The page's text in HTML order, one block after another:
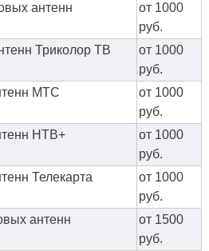
антенн
от 1000
руб.
Триколор ТВ
от 1000
руб.
МТС
от 1000
руб.
НТВ+
от 1000
руб.
Телекарта
от 1000
руб.
антенн
от 1500
руб.